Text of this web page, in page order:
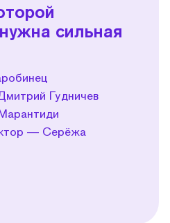
сильная
Гудничев
— Серёжа